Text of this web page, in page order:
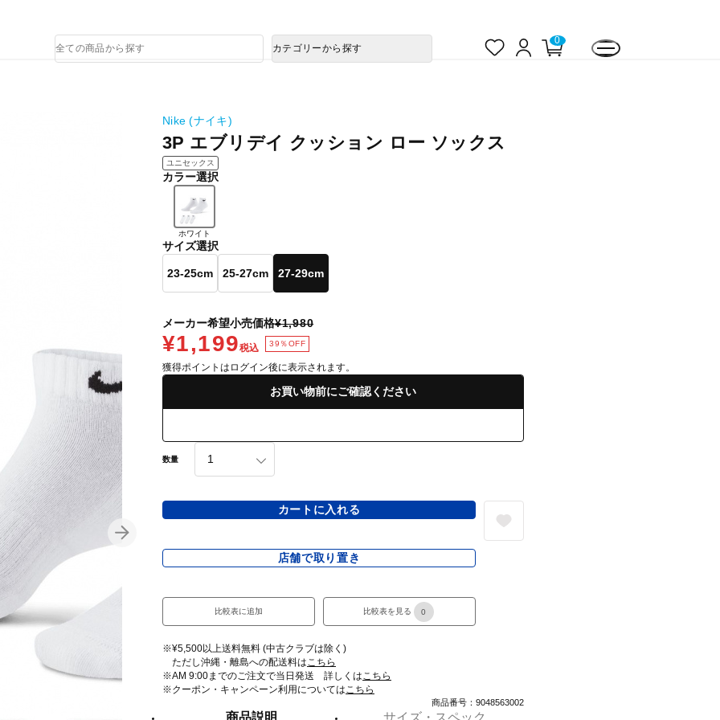
ロ
0
品
検
カテゴリーから探す
Nike (ナイキ)
3P エブリデイ クッション ロー ソックス
ユニセックス
カラー選択
ホワイト
サイズ選択
23-25cm 25-27cm 27-29cm
メーカー希望小売価格¥1,980
¥1,199税込 39％OFF
獲得ポイントはログイン後に表示されます。
お買い物前にご確認ください
数量
カートに入れる
店舗で取り置き
比較表に追加 比較表を見る 0
※¥5,500以上送料無料 (中古クラブは除く)
ただし沖縄・離島への配送料はこちら
※AM 9:00までのご注文で当日発送 詳しくはこちら
※クーポン・キャンペーン利用についてはこちら
商品番号：9048563002
商品説明 サイズ・スペック